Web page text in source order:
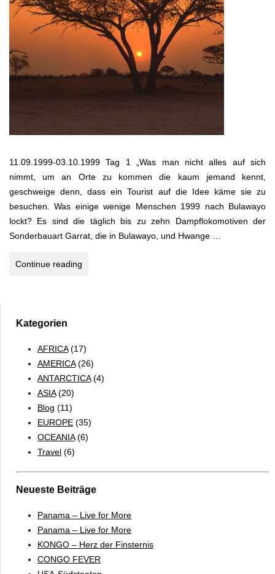
11.09.1999-03.10.1999 Tag 1 „Was man nicht alles auf sich
nimmt, um an Orte zu kommen die kaum jemand kennt,
geschweige denn, dass ein Tourist auf die Idee käme sie zu
besuchen. Was einige wenige Menschen 1999 nach Bulawayo
lockt? Es sind die täglich bis zu zehn Dampflokomotiven der
Sonderbauart Garrat, die in Bulawayo, und Hwange …
Continue reading
Kategorien
AFRICA(17)
AMERICA(26)
ANTARCTICA(4)
ASIA(20)
Blog (11)
EUROPE (35)
OCEANIA(6)
Travel (6)
Neueste Beiträge
Panama – Live for More
Panama – Live for More
KONGO – Herz der Finsternis
CONGO FEVER